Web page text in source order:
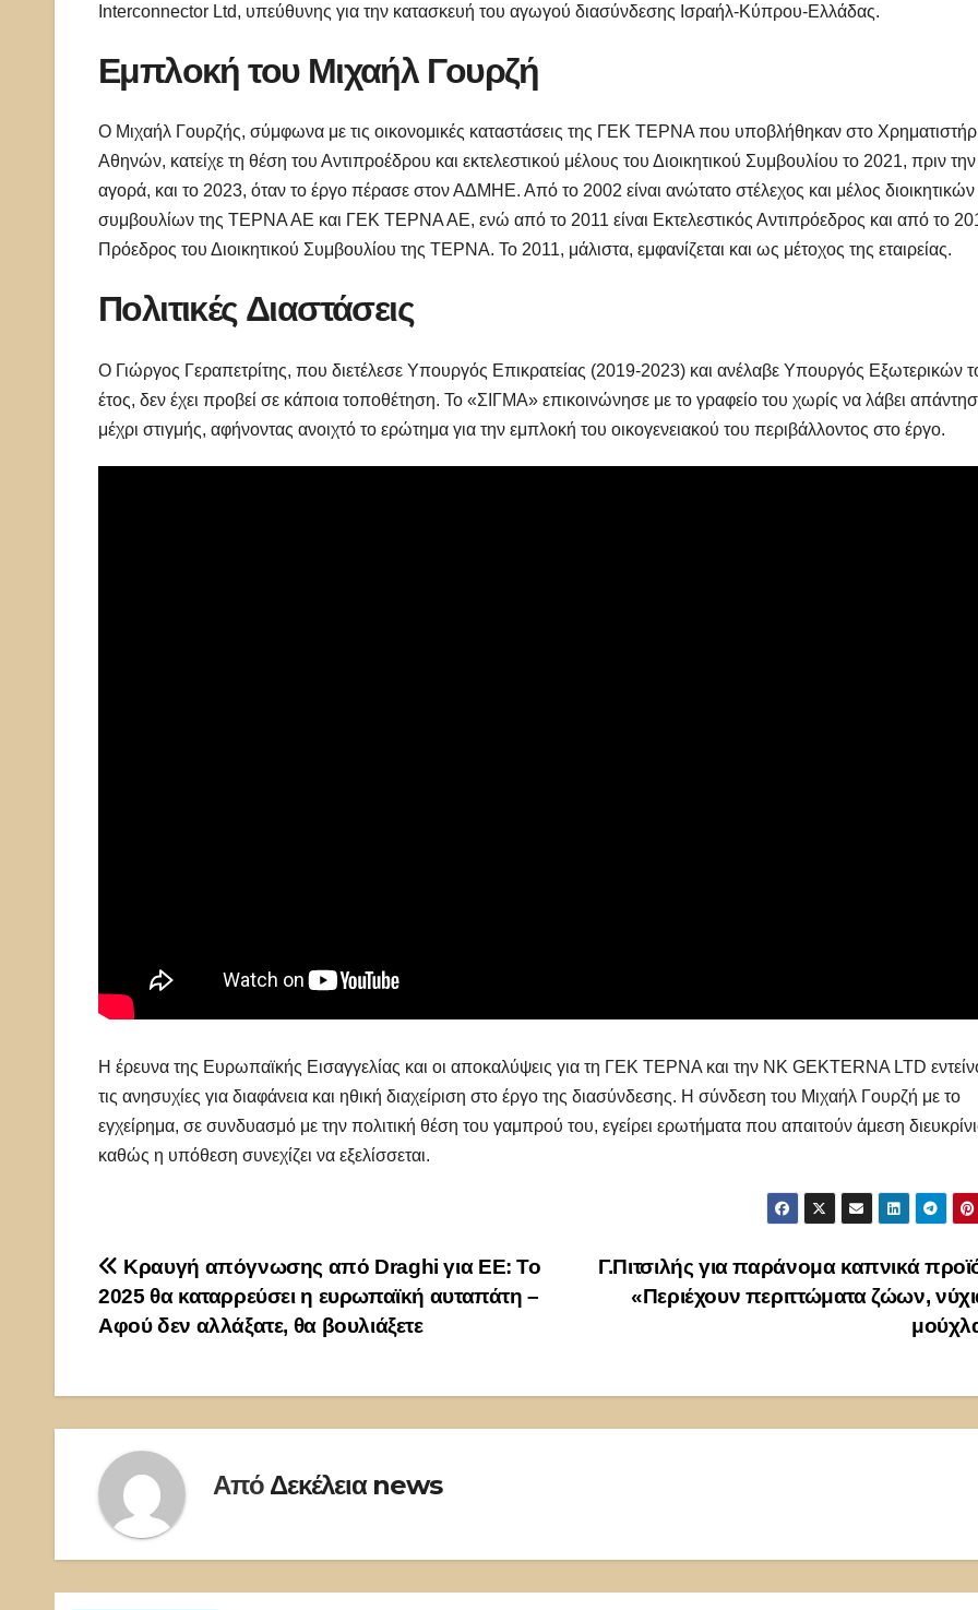
Interconnector Ltd, υπεύθυνης για την κατασκευή του αγωγού διασύνδεσης Ισραήλ-Κύπρου-Ελλάδας.
Εμπλοκή του Μιχαήλ Γουρζή
Ο Μιχαήλ Γουρζής, σύμφωνα με τις οικονομικές καταστάσεις της ΓΕΚ ΤΕΡΝΑ που υποβλήθηκαν στο
Αθηνών, κατείχε τη θέση του Αντιπροέδρου και εκτελεστικού μέλους του Διοικητικού Συμβουλίου το 2021, πριν την
αγορά, και το 2023, όταν το έργο πέρασε στον ΑΔΜΗΕ. Από το 2002 είναι ανώτατο στέλεχος και μέλος διοικητικών
συμβουλίων της ΤΕΡΝΑ ΑΕ και ΓΕΚ ΤΕΡΝΑ ΑΕ, ενώ από το 2011 είναι Εκτελεστικός Αντιπρόεδρος και από το
Πρόεδρος του Διοικητικού Συμβουλίου της ΤΕΡΝΑ. Το 2011, μάλιστα, εμφανίζεται και ως μέτοχος της εταιρείας.
Πολιτικές Διαστάσεις
Ο Γιώργος Γεραπετρίτης, που διετέλεσε Υπουργός Επικρατείας (2019-2023) και ανέλαβε Υπουργός Εξωτερικών
έτος, δεν έχει προβεί σε κάποια τοποθέτηση. Το «ΣΙΓΜΑ» επικοινώνησε με το γραφείο του χωρίς να λάβει
μέχρι στιγμής, αφήνοντας ανοιχτό το ερώτημα για την εμπλοκή του οικογενειακού του περιβάλλοντος στο έργο.
Η έρευνα της Ευρωπαϊκής Εισαγγελίας και οι αποκαλύψεις για τη ΓΕΚ ΤΕΡΝΑ και την NK GEKTERNA LTD
τις ανησυχίες για διαφάνεια και ηθική διαχείριση στο έργο της διασύνδεσης. Η σύνδεση του Μιχαήλ Γουρζή με το
εγχείρημα, σε συνδυασμό με την πολιτική θέση του γαμπρού του, εγείρει ερωτήματα που απαιτούν άμεση
καθώς η υπόθεση συνεχίζει να εξελίσσεται.
Πλοήγηση
άρθρων
Γ.Πιτσιλής για παράνομα καπνικά
«Περιέχουν περιττώματα ζώων,
Κραυγή απόγνωσης από Draghi για ΕΕ: Το
2025 θα καταρρεύσει η ευρωπαϊκή αυταπάτη –
Αφού δεν αλλάξατε, θα βουλιάξετε
Από Δεκέλεια news